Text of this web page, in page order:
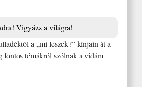
Vigyázz a világra!
a „mi leszek?” kínjain át a
fontos témákról szólnak a vidám